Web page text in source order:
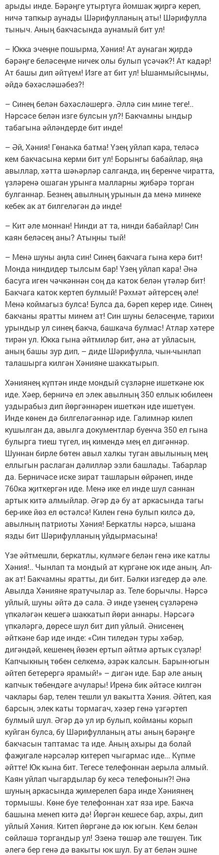
арыды инде. Бәрәңге утыртуга йомшак җиргә кереп,
ничә тапкыр аунады Шәрифулланың аты! Шәрифулла
тыныч. Аның бакчасында аунамый бит ул!
– Юкка эчеңне пошырма, Хәния! Ат аунаган җирдә
бәрәңге беләсеңме ничек олы булып үсәчәк?! Ат кадәр!
Ат башы дип әйтүем! Изге ат бит ул! Ышанмыйсыңмы,
әйдә бәхәсләшәбез?!
– Синең белән бәхәсләшергә. Әллә син мине теге!..
Нәрсәсе белән изге булсын ул?! Бакчамны ындыр
табагына әйләндерде бит инде!
– Әй, Хәния! Гөнаһка батма! Үзең уйлап кара, теләсә
кем бакчасына керми бит ул! Борынгы бабайлар, яңа
авыллар, хәтта шәһәрләр салганда, иң беренче чиратта,
үзләренә ошаган урынга малларны җибәрә торган
булганнар. Безнең авылның урынын да менә минеке
кебек ак ат билгеләгән дә инде!
– Кит әле моннан! Нинди ат та, нинди бабайлар! Син
каян беләсең аны? Атыңны тый!
– Менә шуны аңла син! Синең бакчага гына керә бит!
Монда ниндидер тылсым бар! Үзең уйлап кара! Әнә
басуга иген чәчкәннән соң да каток белән үтәләр бит!
Бакчага каток кертеп булмый! Рәхмәт әйтерсең әле!
Менә коймагыз булса! Булса да, бәреп керер иде. Синең
бакчаны яратты минем ат! Син шуны беләсеңме, тарихи
урындыр ул синең бакча, башкача булмас! Атлар хәтере
тирән ул. Юкка гына әйтмиләр бит, әнә ат уйласын,
аның башы зур дип, – диде Шәрифулла, чын-чынлап
талашырга килгән Хәнияне шаккатырып.
Хәниянең күптән инде мондый сүзләрне ишеткәне юк
иде. Хәер, берничә ел элек авылның 350 еллык юбилеен
уздырабыз дип йөргәннәрен ишеткән иде ишетүен.
Инде көнен дә билгеләгәннәр иде. Галимнәр килеп
кушылган да, авылга документлар буенча 350 ел гына
булырга тиеш түгел, иң кимендә мең ел дигәннәр.
Шуннан бирле бөтен авыл халкы туган авылының мең
еллыгын раслаган дәлилләр эзли башлады. Табарлар
да. Берничәсе иске зират ташларын өйрәнеп, инде
760ка җиткергән иде. Менә ике ел инде шул саннан
артык китә алмыйлар. Әгәр дә бу ат аркасында тагы
бер-ике йөз ел өстәлсә! Килен генә булып килсә дә,
авылның патриоты Хәния! Беркатлы нәрсә, ышана
язды бит Шәрифулланың уйдырмасына!
Үзе әйтмешли, беркатлы, күлмәге белән генә ике катлы
Хәния!.. Чынлап та мондый ат күргәне юк иде аның. Ап-
ак ат! Бакчамны яратты, ди бит. Бәлки изгедер дә әле.
Авылда Хәнияне яратучылар аз. Теле борычлы. Нәрсә
уйлый, шуны әйтә дә сала. Ә инде үзенең сүзләренә
үпкәләгән кешегә шаккатып йөри аннары. Нәрсәгә
үпкәләргә, дөресе шул бит дип уйлый. Әнисенең
әйткәне бар иде инде: «Син тиледән туры хәбәр,
дигәндәй, кешенең йөзен ертып әйтмә артык сүзләр!
Капчыкның төбен селкемә, әзрәк калсын. Барын-югын
әйтеп бетерергә ярамый!» – дигән иде. Бар әле аның
капчык төбендәге ачулары! Иренә бик әйтәсе килгән
чаклары бар, телен тешли ул вакытта Хәния. Әйтеп, кая
барсын, элек каты тормагач, хәзер генә үзгәртеп
булмый шул. Әгәр дә ул ир булып, койманы корып
куйган булса, бу Шәрифулланың аты аның бәрәңге
бакчасын таптамас та иде. Аның ахыры да болай
фаҗигале нәрсәләр китереп чыгармас иде... Күпме
әйтте! Юк кына бит. Тегесе телефоннан аерыла алмый.
Каян уйлап чыгардылар бу кесә телефонын?! Әнә
шуның аркасында җимерелеп бара инде Хәниянең
тормышы. Көне буе телефоннан хат яза ире. Бакча
башына менеп китә дә! Йөргән кешесе бар, ахры, дип
уйлый Хәния. Китеп йөргәне дә юк югын. Кем белән
сөйләшә торгандыр ул! Эзенә төшәр әле төшүен. Тик
әлегә бер генә дә вакыты юк шул. Бу ат белән эшне